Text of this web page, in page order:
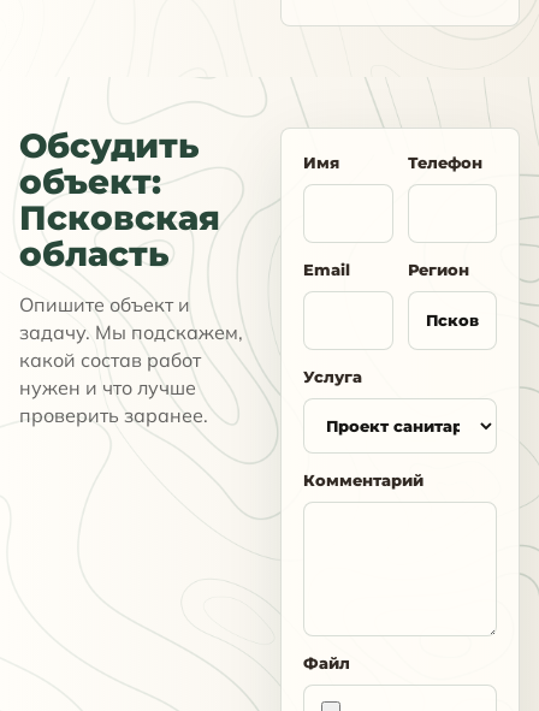
Обсудить
объект:
Псковская
область
Опишите объект и
задачу. Мы подскажем,
какой состав работ
нужен и что лучше
проверить заранее.
Имя Телефон
Email Регион
Услуга
Комментарий
Файл